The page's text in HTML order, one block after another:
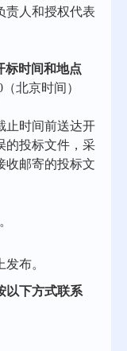
责人和授权代表
标时间和地点
（北京时间）
止时间前送达开
的投标文件，采
收邮寄的投标文
发布。
以下方式联系